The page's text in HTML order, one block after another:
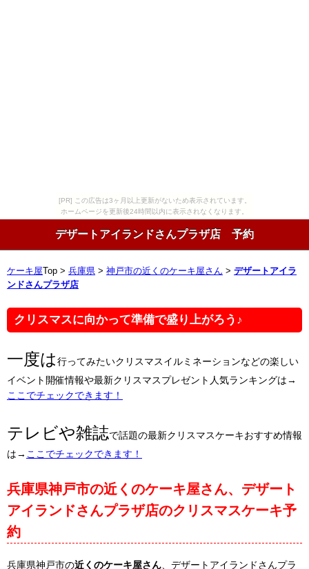
[PR] この広告は3ヶ月以上更新がないため表示されています。
ホームページを更新後24時間以内に表示されなくなります。
デザートアイランドさんプラザ店 予約
ケーキ屋 Top > 兵庫県 > 神戸市の近くのケーキ屋さん > デザートアイラ
ンドさんプラザ店
クリスマスに向かって準備で盛り上がろう♪
一度は行ってみたいクリスマスイルミネーションなどの楽しい
イベント開催情報や最新クリスマスプレゼント人気ランキングは→
ここでチェックできます！
テレビや雑誌で話題の最新クリスマスケーキおすすめ情報
は→ ここでチェックできます！
兵庫県神戸市の近くのケーキ屋さん、デザート
アイランドさんプラザ店のクリスマスケーキ予
約
兵庫県神戸市の近くのケーキ屋さん 、デザートアイランドさんプラ